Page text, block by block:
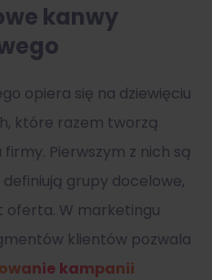
kanwy
opiera się na dziewięciu
które razem tworzą
Pierwszym z nich są
grupy docelowe,
oferta. W marketingu
klientów pozwala
kampanii